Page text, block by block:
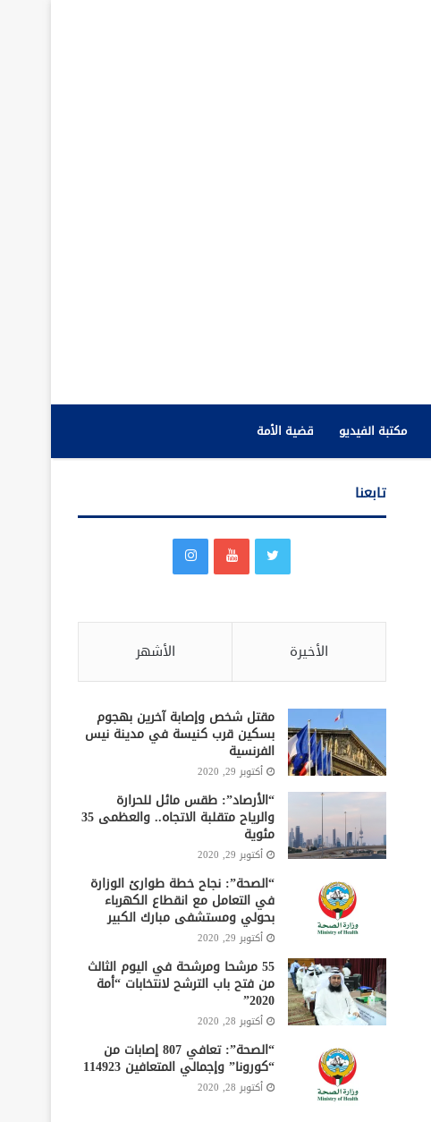
مكتبة الفيديو قضية الأمة
تابعنا
الأخيرة الأشهر
مقتل شخص وإصابة آخرين بهجوم
بسكين قرب كنيسة في مدينة نيس
الفرنسية
أكتوبر 29, 2020
“الأرصاد”: طقس مائل للحرارة
والرياح متقلبة الاتجاه.. والعظمى 35
مئوية
أكتوبر 29, 2020
“الصحة”: نجاح خطة طوارئ الوزارة
في التعامل مع انقطاع الكهرباء
بحولي ومستشفى مبارك الكبير
أكتوبر 29, 2020
55 مرشحا ومرشحة في اليوم الثالث
من فتح باب الترشح لانتخابات “أمة
2020”
أكتوبر 28, 2020
“الصحة”: تعافي 807 إصابات من
“كورونا” وإجمالي المتعافين 114923
أكتوبر 28, 2020